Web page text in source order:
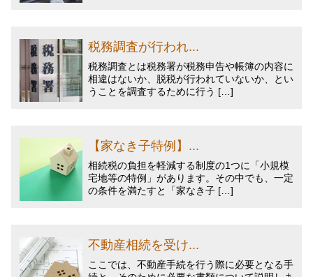
税務調査が行われ...
税務調査とは税務署が税務申告や帳簿の内容に
相違はないか、脱税が行われていないか、とい
うことを調査するために行う […]
【家なき子特例】...
相続税の負担を軽減する制度の1つに「小規模
宅地等の特例」があります。その中でも、一定
の条件を満たすと「家なき子 […]
不動産相続を受け...
ここでは、不動産手続を行う際に必要となる手